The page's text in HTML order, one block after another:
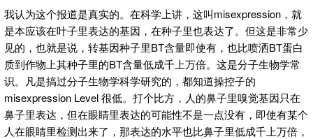
我认为这个报道是真实的。在科学上讲，这叫misexpression，就
是本应该在叶子里表达的基因，在种子里也表达了。但这是非常少
见的，也就是说，转基因种子里BT含量即使有，也比喷洒BT蛋白
质到作物上其种子里的BT含量低成千上万倍。这是分子生物学常
识。凡是搞过分子生物学科学研究的，都知道操控子的
misexpression Level 很低。打个比方，人的鼻子里嗅觉基因只在
鼻子里表达，但在眼睛里表达的可能性不是一点没有，即使有某个
人在眼睛里检测出来了，那表达的水平也比鼻子里低成千上万倍，